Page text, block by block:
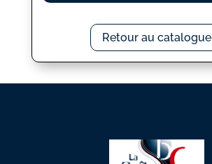
Retour au catalogue